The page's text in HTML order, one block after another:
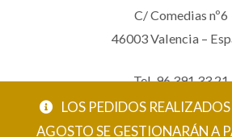
LOS PEDIDOS
AGOSTO SE GESTIONARÁN A
C/ Comedias nº6
46003 Valencia –
Tel. 96 391 33 21
Mov. 620 123 461